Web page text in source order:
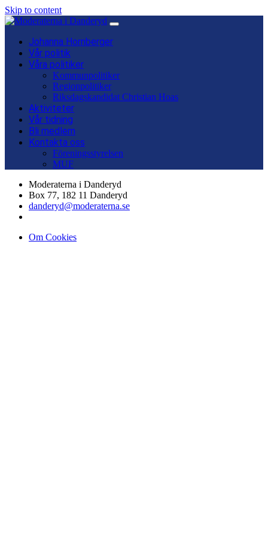
Skip to content
Main
Navigation
Johanna Hornberger
Vår politik
Våra politiker
Kommunpolitiker
Regionpolitiker
Riksdagskandidat Christian Hoas
Aktiviteter
Vår tidning
Bli medlem
Kontakta oss
Föreningsstyrelsen
MUF
Moderaterna i Danderyd
Box 77, 182 11 Danderyd
danderyd@moderaterna.se
Om Cookies